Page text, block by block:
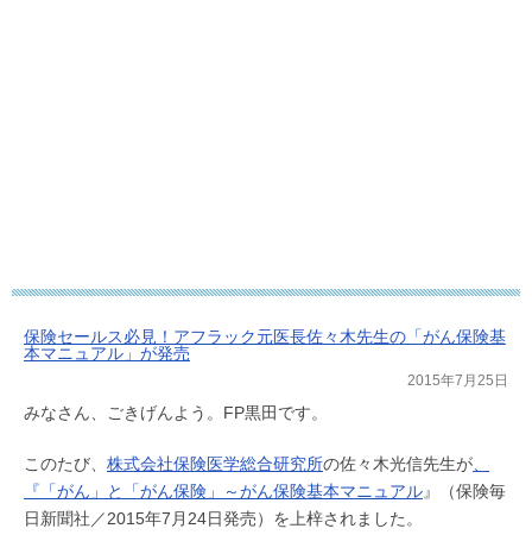
保険セールス必見！アフラック元医長佐々木先生の「がん保険基
本マニュアル」が発売
2015年7月25日
みなさん、ごきげんよう。FP黒田です。
このたび、 株式会社保険医学総合研究所の佐々木光信先生が
『「がん」と「がん保険」～がん保険基本マニュアル』（保険毎
日新聞社／2015年7月24日発売）を上梓されました。